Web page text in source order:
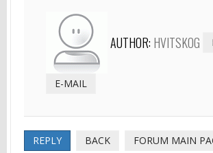
AUTHOR: HVITSKOG
E-MAIL
REPLY BACK FORUM MAIN